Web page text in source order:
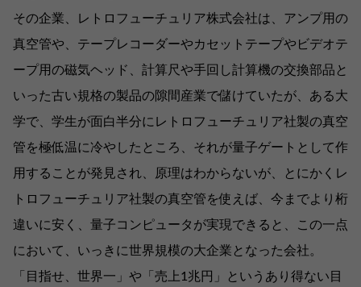
その企業、レトロフューチュリア株式会社は、アンプ用の
真空管や、テープレコーダーやカセットテープやビデオテ
ープ用の磁気ヘッド、計算尺や手回し計算機の交換部品と
いった古い規格の製品の隙間産業で儲けていたが、ある大
学で、学生が面白半分にレトロフューチュリア社製の真空
管を極低温に冷やしたところ、それが量子ゲートとして作
用することが発見され、原理はわからないが、とにかくレ
トロフューチュリア社製の真空管を使えば、今までより桁
違いに安く、量子コンピュータが実現できると、この一点
において、いっきに世界規模の大企業となった会社。
「目指せ、世界一」や「売上1兆円」というあり得ない目